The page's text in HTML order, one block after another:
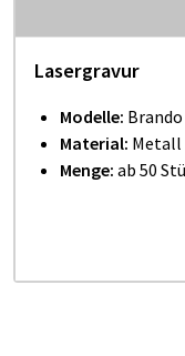
Lasergravur
Modelle:
Material: Metall
Menge: ab 50